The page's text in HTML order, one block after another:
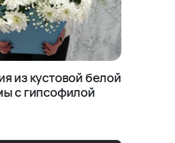
из кустовой белой
с гипсофилой